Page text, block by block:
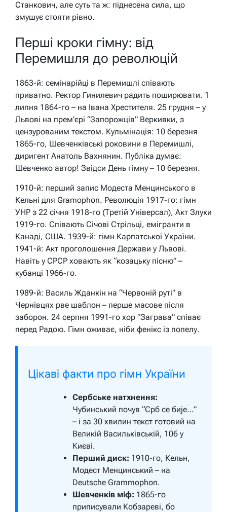
Станкович, але суть та ж: піднесена сила, що
змушує стояти рівно.
Перші кроки гімну: від
Перемишля до революцій
1863-й: семінарійці в Перемишлі співають
приватно. Ректор Гинилевич радить поширювати. 1
липня 1864-го – на Івана Хрестителя. 25 грудня – у
Львові на прем’єрі “Запорожців” Веркивки, з
цензурованим текстом. Кульмінація: 10 березня
1865-го, Шевченківські роковини в Перемишлі,
диригент Анатоль Вахнянин. Публіка думає:
Шевченко автор! Звідси День гімну – 10 березня.
1910-й: перший запис Модеста Менцинського в
Кельні для Gramophon. Революція 1917-го: гімн
УНР з 22 січня 1918-го (Третій Універсал), Акт Злуки
1919-го. Співають Січові Стрільці, емігранти в
Канаді, США. 1939-й: гімн Карпатської України.
1941-й: Акт проголошення Держави у Львові.
Навіть у СРСР ховають як “козацьку пісню” –
кубанці 1966-го.
1989-й: Василь Жданкін на “Червоній руті” в
Чернівцях рве шаблон – перше масове після
заборон. 24 серпня 1991-го хор “Заграва” співає
перед Радою. Гімн оживає, ніби фенікс із попелу.
Цікаві факти про гімн України
Сербське натхнення:
Чубинський почув “Срб се бије…”
– і за 30 хвилин текст готовий на
Великій Васильківській, 106 у
Києві.
Перший диск: 1910-го, Кельн,
Модест Менцинський – на
Deutsche Grammophon.
Шевченків міф: 1865-го
приписували Кобзареві, бо